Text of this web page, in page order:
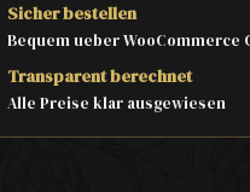
Sicher bestellen
Bequem ueber WooCommerce
Transparent berechnet
Alle Preise klar ausgewiesen